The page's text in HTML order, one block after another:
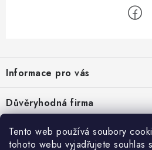
Tento web používá soubory
tohoto webu vyjadřujete souhlas
p
a
t
Informace pro vás
Velkoobchod
O nás
Kontakty
Důvěryhodná firma
Ověřeno zákazníky